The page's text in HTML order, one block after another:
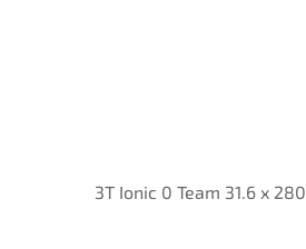
3T Ionic 0 Team 31.6 x